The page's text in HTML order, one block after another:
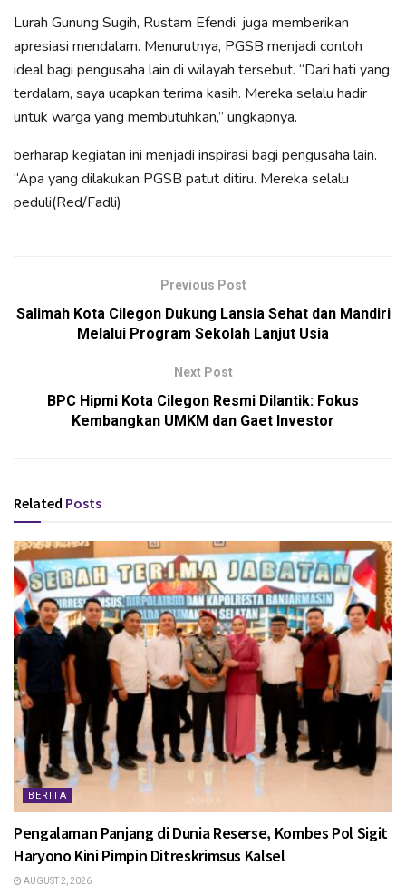
Lurah Gunung Sugih, Rustam Efendi, juga memberikan
apresiasi mendalam. Menurutnya, PGSB menjadi contoh
ideal bagi pengusaha lain di wilayah tersebut. “Dari hati yang
terdalam, saya ucapkan terima kasih. Mereka selalu hadir
untuk warga yang membutuhkan,” ungkapnya.
berharap kegiatan ini menjadi inspirasi bagi pengusaha lain.
“Apa yang dilakukan PGSB patut ditiru. Mereka selalu
peduli(Red/Fadli)
Previous Post
Salimah Kota Cilegon Dukung Lansia Sehat dan Mandiri
Melalui Program Sekolah Lanjut Usia
Next Post
BPC Hipmi Kota Cilegon Resmi Dilantik: Fokus
Kembangkan UMKM dan Gaet Investor
Related Posts
BERITA
Pengalaman Panjang di Dunia Reserse, Kombes Pol Sigit
Haryono Kini Pimpin Ditreskrimsus Kalsel
AUGUST 2, 2026